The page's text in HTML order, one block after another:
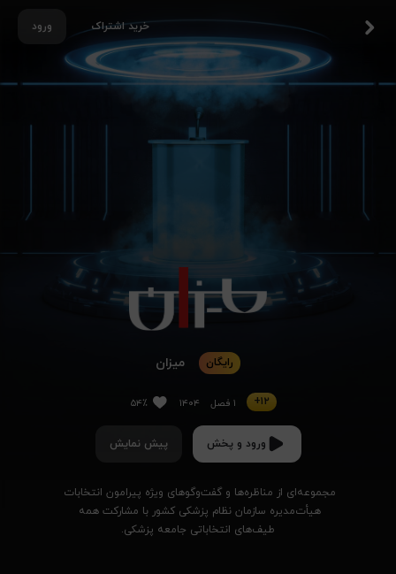
ورود خرید اشتراک
رایگان میزان
۱۲+ ۱ فصل ۱۴۰۴ ۵۴٪
ورود و پخش پیش نمایش
طیف‌های انتخاباتی جامعه پزشکی.